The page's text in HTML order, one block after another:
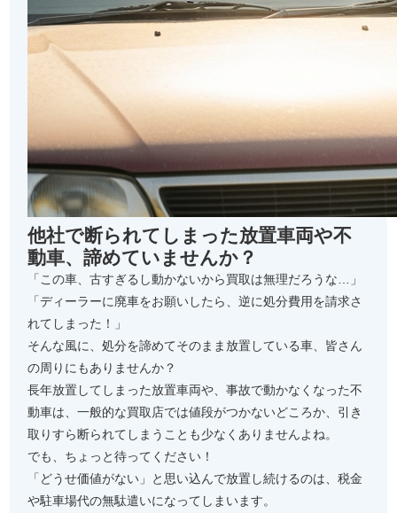
他社で断られてしまった放置車両や不
動車、諦めていませんか？
「この車、古すぎるし動かないから買取は無理だろうな…」
「ディーラーに廃車をお願いしたら、逆に処分費用を請求さ
れてしまった！」
そんな風に、処分を諦めてそのまま放置している車、皆さん
の周りにもありませんか？
長年放置してしまった放置車両や、事故で動かなくなった不
動車は、一般的な買取店では値段がつかないどころか、引き
取りすら断られてしまうことも少なくありませんよね。
でも、ちょっと待ってください！
「どうせ価値がない」と思い込んで放置し続けるのは、税金
や駐車場代の無駄遣いになってしまいます。